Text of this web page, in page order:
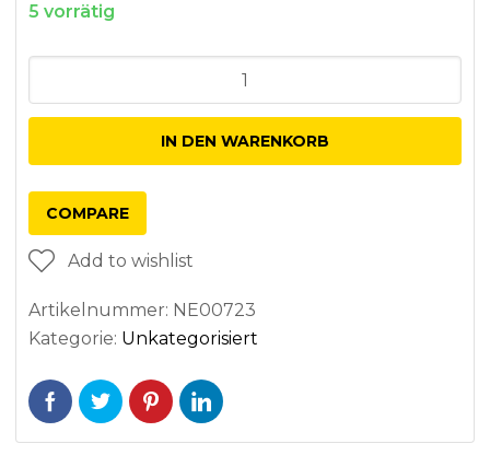
5 vorrätig
Set,
Ölablassschraube
Menge
IN DEN WARENKORB
COMPARE
Add to wishlist
Artikelnummer: NE00723
Kategorie: Unkategorisiert